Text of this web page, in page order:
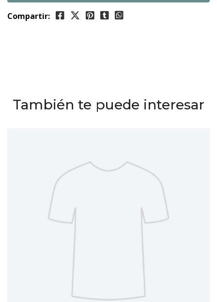
Compartir:
También te puede interesar